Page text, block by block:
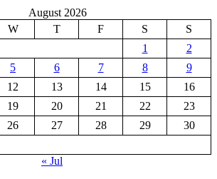
August 2026
W T F S
S
1
2
5 6 7 8
9
12 13 14 15
16
19 20 21 22
23
26 27 28 29
30
« Jul